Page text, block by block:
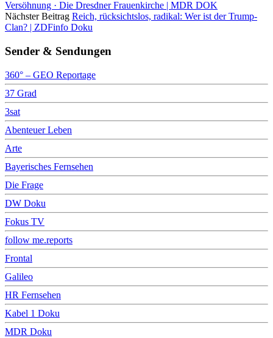
Versöhnung · Die Dresdner Frauenkirche | MDR DOK
Nächster Beitrag Reich, rücksichtslos, radikal: Wer ist der Trump-
Clan? | ZDFinfo Doku
Sender & Sendungen
360° – GEO Reportage
37 Grad
3sat
Abenteuer Leben
Arte
Bayerisches Fernsehen
Die Frage
DW Doku
Fokus TV
follow me.reports
Frontal
Galileo
HR Fernsehen
Kabel 1 Doku
MDR Doku